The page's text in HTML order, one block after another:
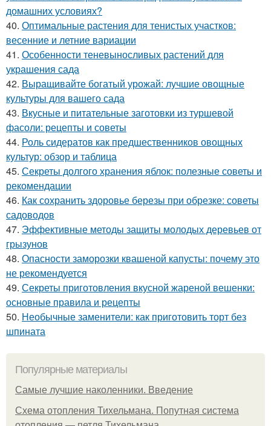
домашних условиях?
40. Оптимальные растения для тенистых участков:
весенние и летние вариации
41. Особенности теневыносливых растений для
украшения сада
42. Выращивайте богатый урожай: лучшие овощные
культуры для вашего сада
43. Вкусные и питательные заготовки из туршевой
фасоли: рецепты и советы
44. Роль сидератов как предшественников овощных
культур: обзор и таблица
45. Секреты долгого хранения яблок: полезные советы и
рекомендации
46. Как сохранить здоровье березы при обрезке: советы
садоводов
47. Эффективные методы защиты молодых деревьев от
грызунов
48. Опасности заморозки квашеной капусты: почему это
не рекомендуется
49. Секреты приготовления вкусной жареной вешенки:
основные правила и рецепты
50. Необычные заменители: как приготовить торт без
шпината
Популярные материалы
Самые лучшие наколенники. Введение
Схема отопления Тихельмана. Попутная система